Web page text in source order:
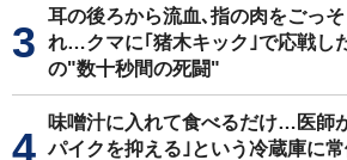
耳の後ろから流血､指の肉をごっ
れ…クマに｢猪木キック｣で応戦し
の"数十秒間の死闘"
味噌汁に入れて食べるだけ…医師
パイクを抑える｣という冷蔵庫に